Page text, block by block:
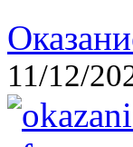
11/12/